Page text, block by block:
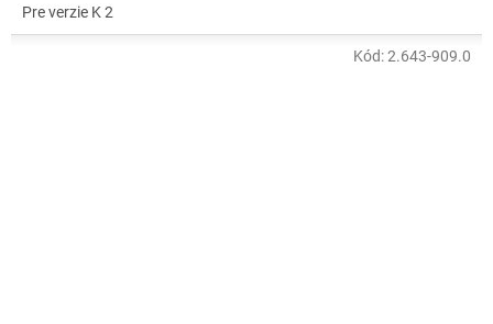
Pre verzie K 2
Kód:2.643-909.0